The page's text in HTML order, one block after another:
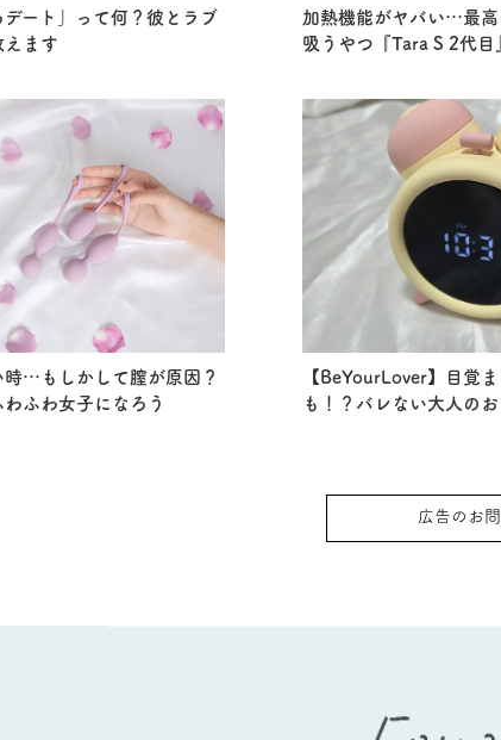
ート」って何？彼とラブ
えます
加熱機能がヤバい…最
吸うやつ『Tara S 2代目
時…もしかして膣が原因？
ふわ女子になろう
【BeYourLover】目覚
も！？バレない大人の
広告のお